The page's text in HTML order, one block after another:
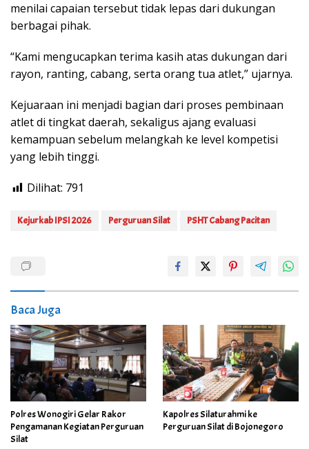
menilai capaian tersebut tidak lepas dari dukungan
berbagai pihak.
“Kami mengucapkan terima kasih atas dukungan dari
rayon, ranting, cabang, serta orang tua atlet,” ujarnya.
Kejuaraan ini menjadi bagian dari proses pembinaan
atlet di tingkat daerah, sekaligus ajang evaluasi
kemampuan sebelum melangkah ke level kompetisi
yang lebih tinggi.
Dilihat: 791
Kejurkab IPSI 2026 Perguruan Silat PSHT Cabang Pacitan
Baca Juga
Polres Wonogiri Gelar Rakor
Pengamanan Kegiatan Perguruan
Silat
Kapolres Silaturahmi ke
Perguruan Silat di Bojonegoro